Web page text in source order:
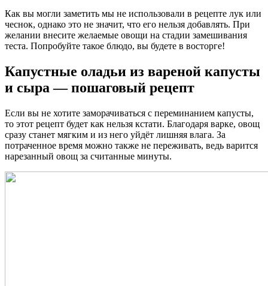
Как вы могли заметить мы не использовали в рецепте лук или
чеснок, однако это не значит, что его нельзя добавлять. При
желании внесите желаемые овощи на стадии замешивания
теста. Попробуйте такое блюдо, вы будете в восторге!
Капустные оладьи из вареной капусты
и сыра — пошаговый рецепт
Если вы не хотите заморачиваться с переминанием капусты,
то этот рецепт будет как нельзя кстати. Благодаря варке, овощ
сразу станет мягким и из него уйдёт лишняя влага. За
потраченное время можно также не переживать, ведь варится
нарезанный овощ за считанные минуты.